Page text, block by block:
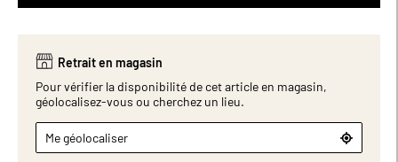
Retrait en magasin
Pour vérifier la disponibilité de cet article en magasin,
géolocalisez-vous ou cherchez un lieu.
Me géolocaliser